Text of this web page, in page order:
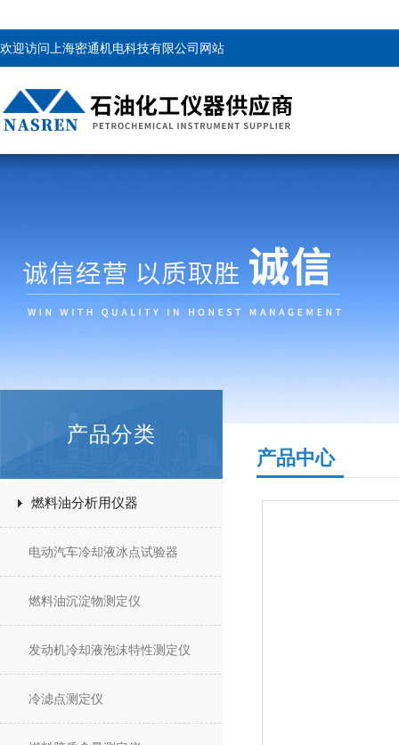
欢迎访问上海密通机电科技有限公司网站
产品分类
燃料油分析用仪器
电动汽车冷却液冰点试验器
燃料油沉淀物测定仪
发动机冷却液泡沫特性测定仪
冷滤点测定仪
产品中心